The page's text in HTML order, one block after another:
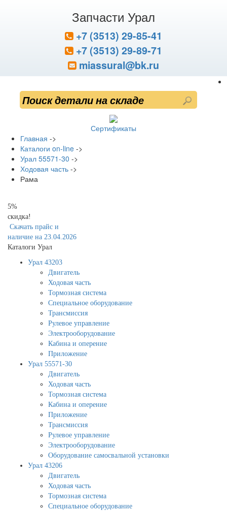
Запчасти Урал
+7 (3513) 29-85-41
+7 (3513) 29-89-71
miassural@bk.ru
Сертификаты
Главная ->
Каталоги on-line ->
Урал 55571-30 ->
Ходовая часть ->
Рама
5%
скидка!
Скачать прайс и
наличие на 23.04.2026
Каталоги Урал
Урал 43203
Двигатель
Ходовая часть
Тормозная система
Специальное оборудование
Трансмиссия
Рулевое управление
Электрооборудование
Кабина и оперение
Приложение
Урал 55571-30
Двигатель
Ходовая часть
Тормозная система
Кабина и оперение
Приложение
Трансмиссия
Рулевое управление
Электрооборудование
Оборудование самосвальной установки
Урал 43206
Двигатель
Ходовая часть
Тормозная система
Специальное оборудование